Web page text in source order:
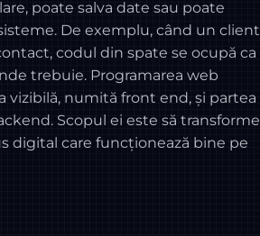
poate salva date sau poate
De exemplu, când un client
codul din spate se ocupă ca
trebuie. Programarea web
vizibilă, numită front end, și partea
Scopul ei este să transforme
digital care funcționează bine pe